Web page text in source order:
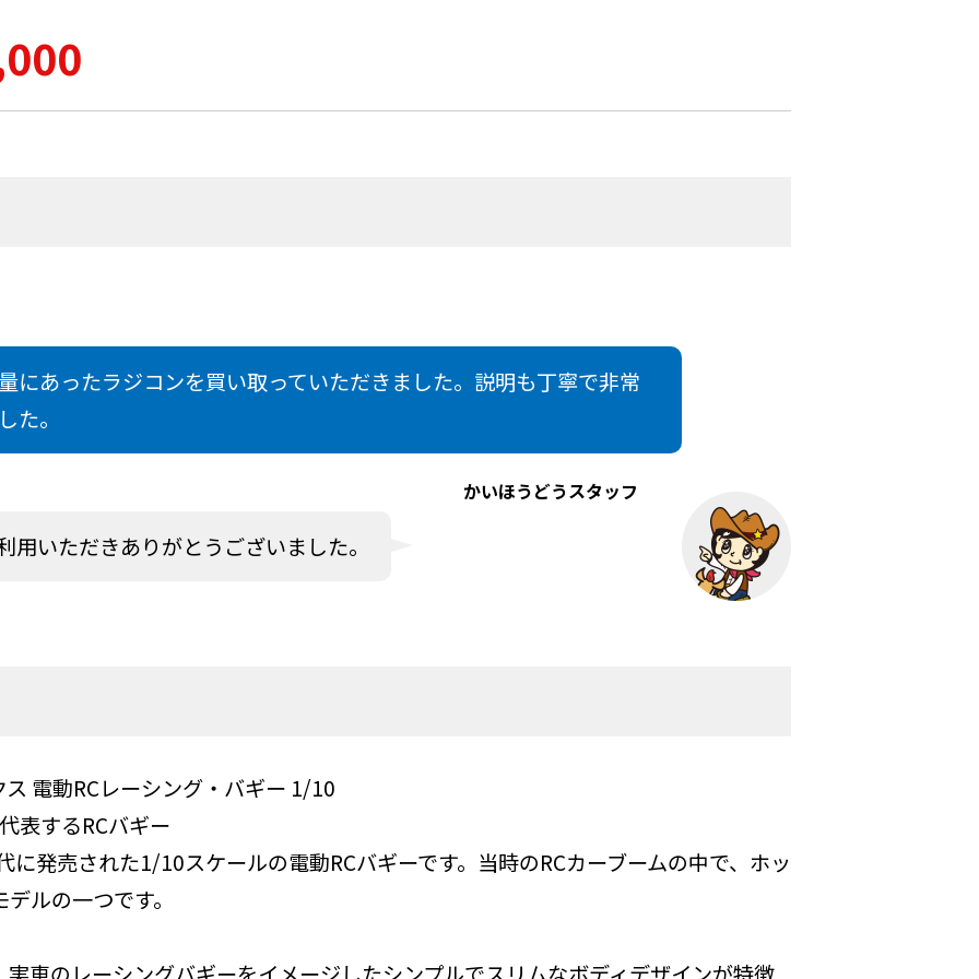
にあったラジコンを買い取っていただきました。説明も丁寧で非常
た。
かいほうどうスタッフ
用いただきありがとうございました。
電動RCレーシング・バギー 1/10
表するRCバギー
発売された1/10スケールの電動RCバギーです。当時のRCカーブームの中で、ホッ
ルの一つです。